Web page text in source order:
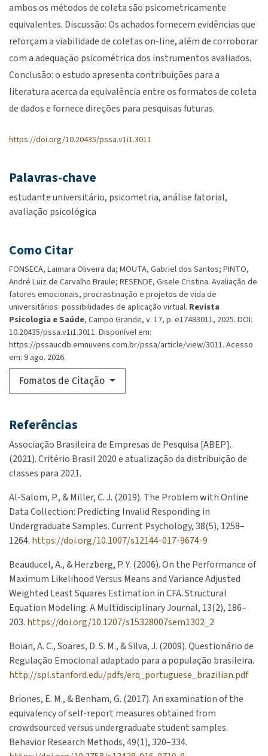
Palavras-chave
estudante universitário psicometria análise fatorial
avaliação psicológica
Como Citar
FONSECA, Laimara Oliveira da; MOUTA, Gabriel dos Santos; PINTO,
André Luiz de Carvalho Braule; RESENDE, Gisele Cristina. Avaliação de
fatores emocionais, procrastinação e projetos de vida de
universitários: possibilidades de aplicação virtual. Revista
Psicologia e Saúde, Campo Grande, v. 17, p. e17483011, 2025. DOI:
10.20435/pssa.v1i1.3011. Disponível em:
https://pssaucdb.emnuvens.com.br/pssa/article/view/3011. Acesso
em: 9 ago. 2026.
Fomatos de Citação
ambos os métodos de coleta são psicometricamente
equivalentes. Discussão: Os achados fornecem evidências que
reforçam a viabilidade de coletas on-line, além de corroborar
com a adequação psicométrica dos instrumentos avaliados.
Conclusão: o estudo apresenta contribuições para a
literatura acerca da equivalência entre os formatos de coleta
de dados e fornece direções para pesquisas futuras.
https://doi.org/10.20435/pssa.v1i1.3011
Referências
Associação Brasileira de Empresas de Pesquisa [ABEP].
(2021). Critério Brasil 2020 e atualização da distribuição de
classes para 2021.
Al-Salom, P., & Miller, C. J. (2019). The Problem with Online
Data Collection: Predicting Invalid Responding in
Undergraduate Samples. Current Psychology, 38(5), 1258–
1264. https://doi.org/10.1007/s12144-017-9674-9
Beauducel, A., & Herzberg, P. Y. (2006). On the Performance of
Maximum Likelihood Versus Means and Variance Adjusted
Weighted Least Squares Estimation in CFA. Structural
Equation Modeling: A Multidisciplinary Journal, 13(2), 186–
203. https://doi.org/10.1207/s15328007sem1302_2
Boian, A. C., Soares, D. S. M., & Silva, J. (2009). Questionário de
Regulação Emocional adaptado para a população brasileira.
http://spl.stanford.edu/pdfs/erq_portuguese_brazilian.pdf
Briones, E. M., & Benham, G. (2017). An examination of the
equivalency of self-report measures obtained from
crowdsourced versus undergraduate student samples.
Behavior Research Methods, 49(1), 320–334.